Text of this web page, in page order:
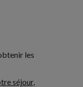
les
séjour,